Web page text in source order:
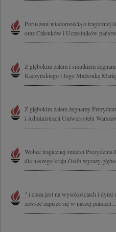
Poruszeni wiadomością o tragicznej
oraz Członków i Uczestników
Z głębokim żalem i smutkiem
Kaczyńskiego i Jego Małżonkę
Z głębokim żalem żegnamy
i Administracji Uniwersytetu
Wobec tragicznej śmierci
dla naszego kraju Osób wyrazy
" i cisza jest na wysokościach i
zawsze zapisze się w naszej